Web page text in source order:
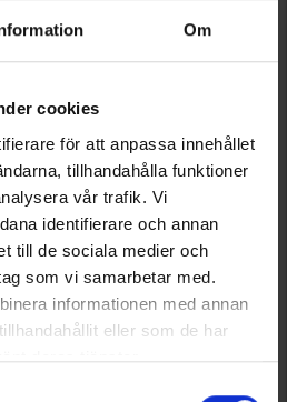
Om
cookies
för att anpassa innehållet
tillhandahålla funktioner
vår trafik. Vi
identifierare och annan
till de sociala medier och
som vi samarbetar med.
informationen med annan
eller som de har
deras tjänster.
High Mountain
Ab4,95 €